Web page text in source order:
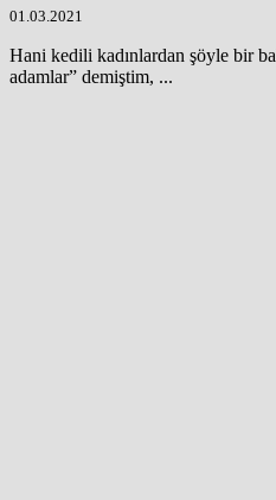
01.03.2021
Hani kedili kadınlardan şöyle bir
adamlar” demiştim, ...